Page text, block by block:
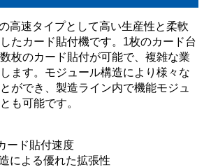
高速タイプとして高い生産性と柔軟
たカード貼付機です。1枚のカード台
枚のカード貼付が可能で、複雑な業
ます。モジュール構造により様々な
ができ、製造ライン内で機能モジュ
も可能です。
ード貼付速度
による優れた拡張性